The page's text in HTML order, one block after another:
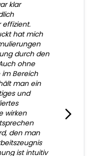
klar
hat mich
durch den
ohne
Bereich
man ein
und
wirken
den man
ist intuitiv